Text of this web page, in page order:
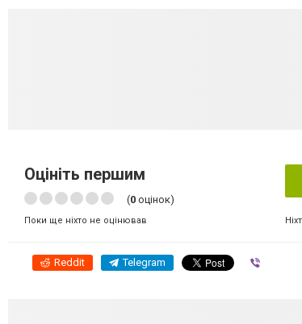
Оцініть першим
(0 оцінок)
Поки ще ніхто не оцінював
Reddit Telegram